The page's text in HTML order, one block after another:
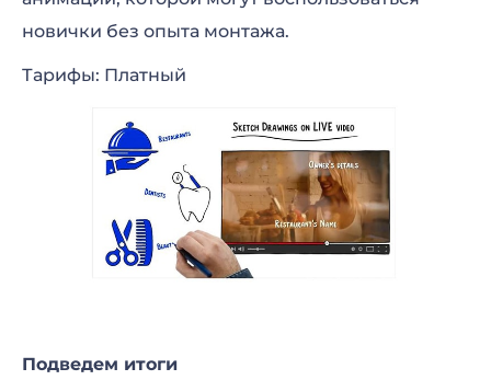
новички без опыта монтажа.
Тарифы: Платный
Подведем итоги